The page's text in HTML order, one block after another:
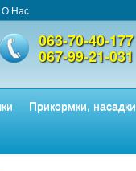
О Нас
063-70-40-177
067-99-21-031
Прикормки, насадки